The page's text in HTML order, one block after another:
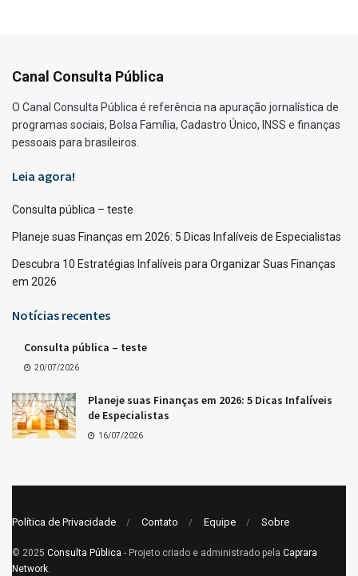
Canal Consulta Pública
O Canal Consulta Pública é referência na apuração jornalística de
programas sociais, Bolsa Família, Cadastro Único, INSS e finanças
pessoais para brasileiros.
Leia agora!
Consulta pública – teste
Planeje suas Finanças em 2026: 5 Dicas Infalíveis de Especialistas
Descubra 10 Estratégias Infalíveis para Organizar Suas Finanças
em 2026
Notícias recentes
Consulta pública – teste
20/07/2026
Planeje suas Finanças em 2026: 5 Dicas Infalíveis
de Especialistas
16/07/2026
Política de Privacidade Contato Equipe Sobre
© 2025 Consulta Pública - Projeto criado e administrado pela Caprara
Network